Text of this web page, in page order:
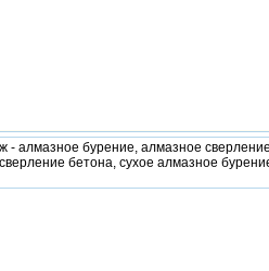
- алмазное бурение, алмазное
бетона, сухое алмазное